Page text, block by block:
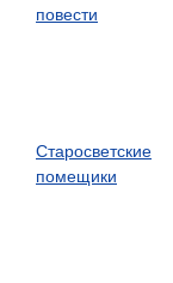
повести
Старосветские
помещики